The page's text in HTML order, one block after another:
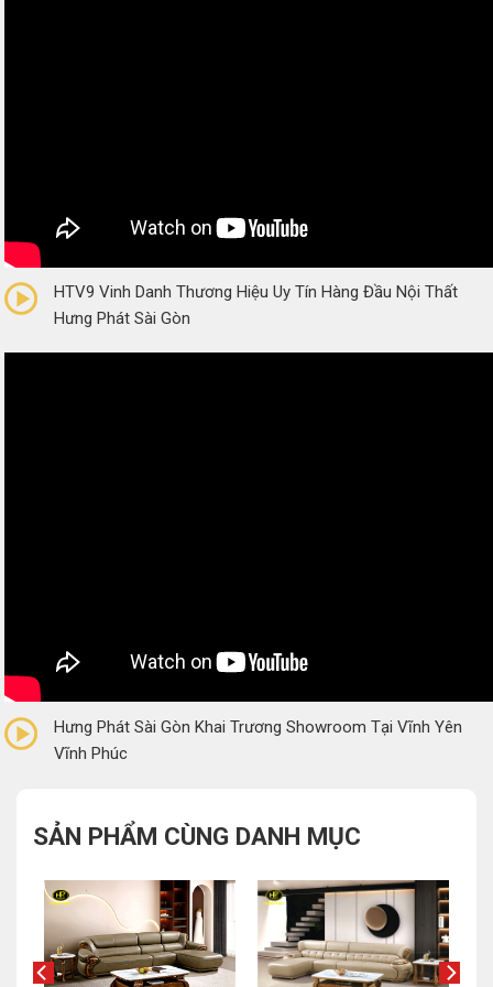
(0 Reviews)
HTV9 Vinh Danh Thương Hiệu Uy Tín Hàng Đầu Nội Thất
Hưng Phát Sài Gòn
(0 Reviews)
Hưng Phát Sài Gòn Khai Trương Showroom Tại Vĩnh Yên
Vĩnh Phúc
SẢN PHẨM CÙNG DANH MỤC